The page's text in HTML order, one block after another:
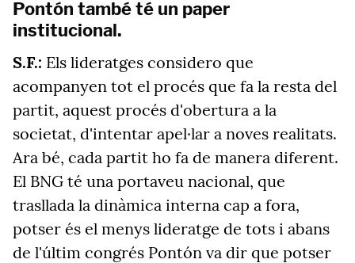
Pontón també té un paper
institucional.
S.F.: Els lideratges considero que
acompanyen tot el procés que fa la resta del
partit, aquest procés d'obertura a la
societat, d'intentar apel·lar a noves realitats.
Ara bé, cada partit ho fa de manera diferent.
El BNG té una portaveu nacional, que
trasllada la dinàmica interna cap a fora,
potser és el menys lideratge de tots i abans
de l'últim congrés Pontón va dir que potser